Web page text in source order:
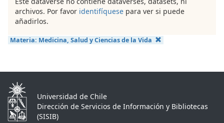
archivos. Por favor identifíquese para ver si puede
añadirlos.
Materia: Medicina, Salud y Ciencias de la Vida
Universidad de Chile
Dirección de Servicios de Información y Bibliotecas
(SISIB)